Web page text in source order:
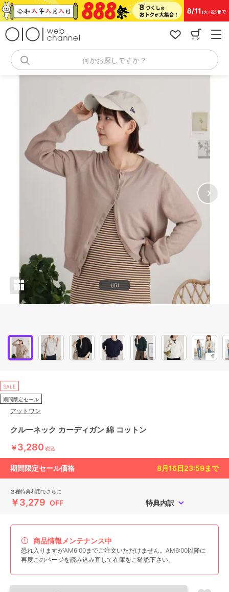
コ
ン
何かお探しですか？
1/51
SALE
期間限定セール
アットワン
クルーネック カーディガン 綿 コットン
￥3,280 税込
期間限定セール価格 8月16日23:59まで
各種特典利用でさらに
￥3,279 OFF 特典内訳
商品情報メンテナンス中
恐れ入りますがAM6:00までご注文いただけません。AM6:00以降に
再度このページを読み込み直して在庫をご確認下さい。